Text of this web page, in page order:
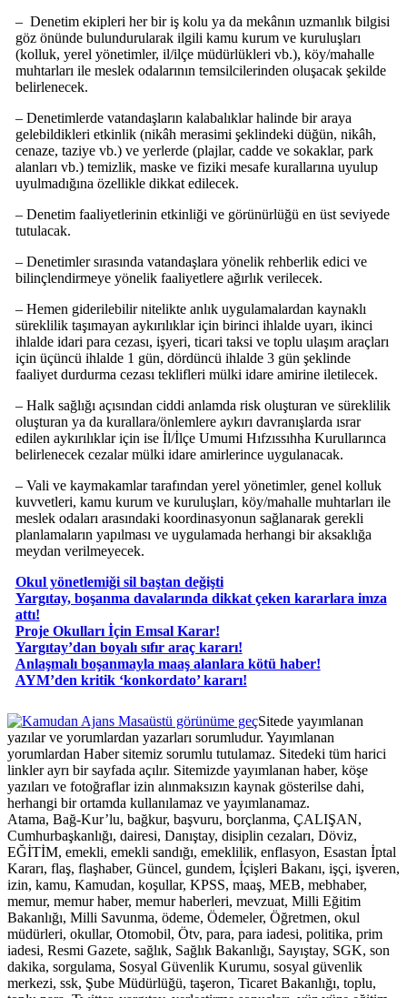
– Denetim ekipleri her bir iş kolu ya da mekânın uzmanlık bilgisi
göz önünde bulundurularak ilgili kamu kurum ve kuruluşları
(kolluk, yerel yönetimler, il/ilçe müdürlükleri vb.), köy/mahalle
muhtarları ile meslek odalarının temsilcilerinden oluşacak şekilde
belirlenecek.
– Denetimlerde vatandaşların kalabalıklar halinde bir araya
gelebildikleri etkinlik (nikâh merasimi şeklindeki düğün, nikâh,
cenaze, taziye vb.) ve yerlerde (plajlar, cadde ve sokaklar, park
alanları vb.) temizlik, maske ve fiziki mesafe kurallarına uyulup
uyulmadığına özellikle dikkat edilecek.
– Denetim faaliyetlerinin etkinliği ve görünürlüğü en üst seviyede
tutulacak.
– Denetimler sırasında vatandaşlara yönelik rehberlik edici ve
bilinçlendirmeye yönelik faaliyetlere ağırlık verilecek.
– Hemen giderilebilir nitelikte anlık uygulamalardan kaynaklı
süreklilik taşımayan aykırılıklar için birinci ihlalde uyarı, ikinci
ihlalde idari para cezası, işyeri, ticari taksi ve toplu ulaşım araçları
için üçüncü ihlalde 1 gün, dördüncü ihlalde 3 gün şeklinde
faaliyet durdurma cezası teklifleri mülki idare amirine iletilecek.
– Halk sağlığı açısından ciddi anlamda risk oluşturan ve süreklilik
oluşturan ya da kurallara/önlemlere aykırı davranışlarda ısrar
edilen aykırılıklar için ise İl/İlçe Umumi Hıfzıssıhha Kurullarınca
belirlenecek cezalar mülki idare amirlerince uygulanacak.
– Vali ve kaymakamlar tarafından yerel yönetimler, genel kolluk
kuvvetleri, kamu kurum ve kuruluşları, köy/mahalle muhtarları ile
meslek odaları arasındaki koordinasyonun sağlanarak gerekli
planlamaların yapılması ve uygulamada herhangi bir aksaklığa
meydan verilmeyecek.
Okul yönetlemiği sil baştan değişti
Yargıtay, boşanma davalarında dikkat çeken kararlara imza
attı!
Proje Okulları İçin Emsal Karar!
Yargıtay’dan boyalı sıfır araç kararı!
Anlaşmalı boşanmayla maaş alanlara kötü haber!
AYM’den kritik ‘konkordato’ kararı!
Masaüstü görünüme geçSitede yayımlanan
yazılar ve yorumlardan yazarları sorumludur. Yayımlanan
yorumlardan Haber sitemiz sorumlu tutulamaz. Sitedeki tüm harici
linkler ayrı bir sayfada açılır. Sitemizde yayımlanan haber, köşe
yazıları ve fotoğraflar izin alınmaksızın kaynak gösterilse dahi,
herhangi bir ortamda kullanılamaz ve yayımlanamaz.
Atama, Bağ-Kur’lu, bağkur, başvuru, borçlanma, ÇALIŞAN,
Cumhurbaşkanlığı, dairesi, Danıştay, disiplin cezaları, Döviz,
EĞİTİM, emekli, emekli sandığı, emeklilik, enflasyon, Esastan İptal
Kararı, flaş, flaşhaber, Güncel, gundem, İçişleri Bakanı, işçi, işveren,
izin, kamu, Kamudan, koşullar, KPSS, maaş, MEB, mebhaber,
memur, memur haber, memur haberleri, mevzuat, Milli Eğitim
Bakanlığı, Milli Savunma, ödeme, Ödemeler, Öğretmen, okul
müdürleri, okullar, Otomobil, Ötv, para, para iadesi, politika, prim
iadesi, Resmi Gazete, sağlık, Sağlık Bakanlığı, Sayıştay, SGK, son
dakika, sorgulama, Sosyal Güvenlik Kurumu, sosyal güvenlik
merkezi, ssk, Şube Müdürlüğü, taşeron, Ticaret Bakanlığı, toplu,